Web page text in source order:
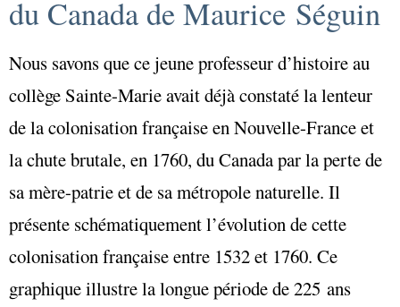
du Canada de Maurice Séguin
Nous savons que ce jeune professeur d’histoire au
collège Sainte-Marie avait déjà constaté la lenteur
de la colonisation française en Nouvelle-France et
la chute brutale, en 1760, du Canada par la perte de
sa mère-patrie et de sa métropole naturelle. Il
présente schématiquement l’évolution de cette
colonisation française entre 1532 et 1760. Ce
graphique illustre la longue période de 225 ans